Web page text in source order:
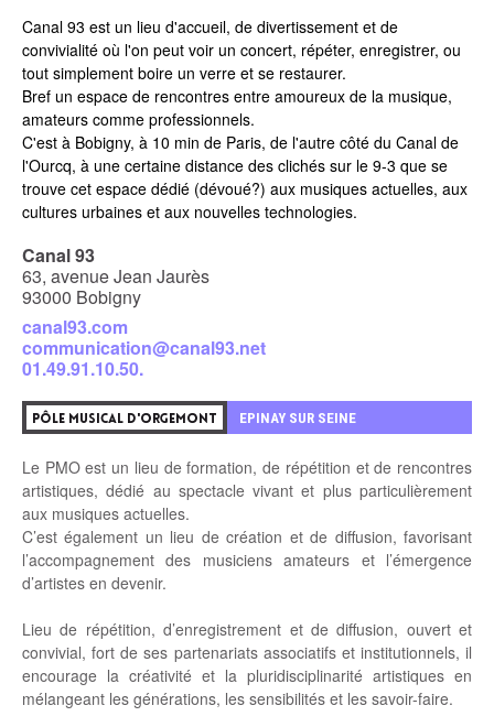
Canal 93 est un lieu d'accueil, de divertissement et de
convivialité où l'on peut voir un concert, répéter, enregistrer, ou
tout simplement boire un verre et se restaurer.
Bref un espace de rencontres entre amoureux de la musique,
amateurs comme professionnels.
C'est à Bobigny, à 10 min de Paris, de l'autre côté du Canal de
l'Ourcq, à une certaine distance des clichés sur le 9-3 que se
trouve cet espace dédié (dévoué?) aux musiques actuelles, aux
cultures urbaines et aux nouvelles technologies.
Canal 93
63, avenue Jean Jaurès
93000 Bobigny
canal93.com
communication@canal93.net
01.49.91.10.50.
PÔLE MUSICAL D'ORGEMONT EPINAY SUR SEINE
Le PMO est un lieu de formation, de répétition et de rencontres
artistiques, dédié au spectacle vivant et plus particulièrement
aux musiques actuelles.
C’est également un lieu de création et de diffusion, favorisant
l’accompagnement des musiciens amateurs et l’émergence
d’artistes en devenir.
Lieu de répétition, d’enregistrement et de diffusion, ouvert et
convivial, fort de ses partenariats associatifs et institutionnels, il
encourage la créativité et la pluridisciplinarité artistiques en
mélangeant les générations, les sensibilités et les savoir-faire.